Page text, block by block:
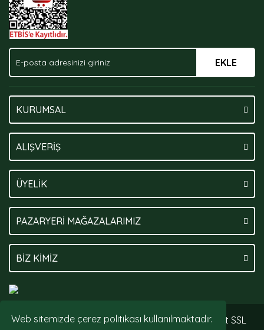
Web sitemizde çerez politikası kullanılmaktadır.
EKLE
KURUMSAL
ALIŞVERİŞ
ÜYELİK
PAZARYERİ MAĞAZALARIMIZ
BİZ KİMİZ
© Tüm hakları saklıdır. Kredi kartı bilgileriniz 256bit SSL